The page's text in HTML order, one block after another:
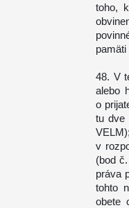
toho,
48. V
alebo
o
tu dve
v
(bod
práva
tohto
obete